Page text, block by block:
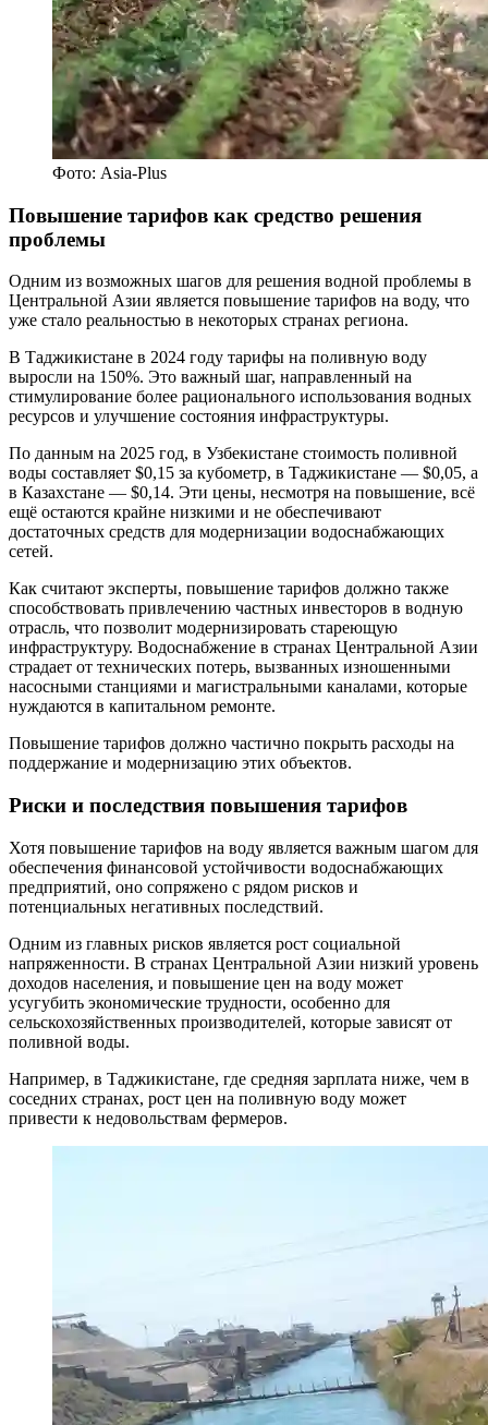
Фото: Asia-Plus
Повышение тарифов как средство решения
проблемы
Одним из возможных шагов для решения водной проблемы в
Центральной Азии является повышение тарифов на воду, что
уже стало реальностью в некоторых странах региона.
В Таджикистане в 2024 году тарифы на поливную воду
выросли на 150%. Это важный шаг, направленный на
стимулирование более рационального использования водных
ресурсов и улучшение состояния инфраструктуры.
По данным на 2025 год, в Узбекистане стоимость поливной
воды составляет $0,15 за кубометр, в Таджикистане — $0,05, а
в Казахстане — $0,14. Эти цены, несмотря на повышение, всё
ещё остаются крайне низкими и не обеспечивают
достаточных средств для модернизации водоснабжающих
сетей.
Как считают эксперты, повышение тарифов должно также
способствовать привлечению частных инвесторов в водную
отрасль, что позволит модернизировать стареющую
инфраструктуру. Водоснабжение в странах Центральной Азии
страдает от технических потерь, вызванных изношенными
насосными станциями и магистральными каналами, которые
нуждаются в капитальном ремонте.
Повышение тарифов должно частично покрыть расходы на
поддержание и модернизацию этих объектов.
Риски и последствия повышения тарифов
Хотя повышение тарифов на воду является важным шагом для
обеспечения финансовой устойчивости водоснабжающих
предприятий, оно сопряжено с рядом рисков и
потенциальных негативных последствий.
Одним из главных рисков является рост социальной
напряженности. В странах Центральной Азии низкий уровень
доходов населения, и повышение цен на воду может
усугубить экономические трудности, особенно для
сельскохозяйственных производителей, которые зависят от
поливной воды.
Например, в Таджикистане, где средняя зарплата ниже, чем в
соседних странах, рост цен на поливную воду может
привести к недовольствам фермеров.